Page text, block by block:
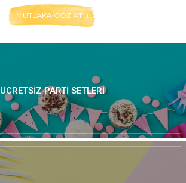
MUTLAKA GÖZ AT :)
ÜCRETSIZ PARTI SETLERI